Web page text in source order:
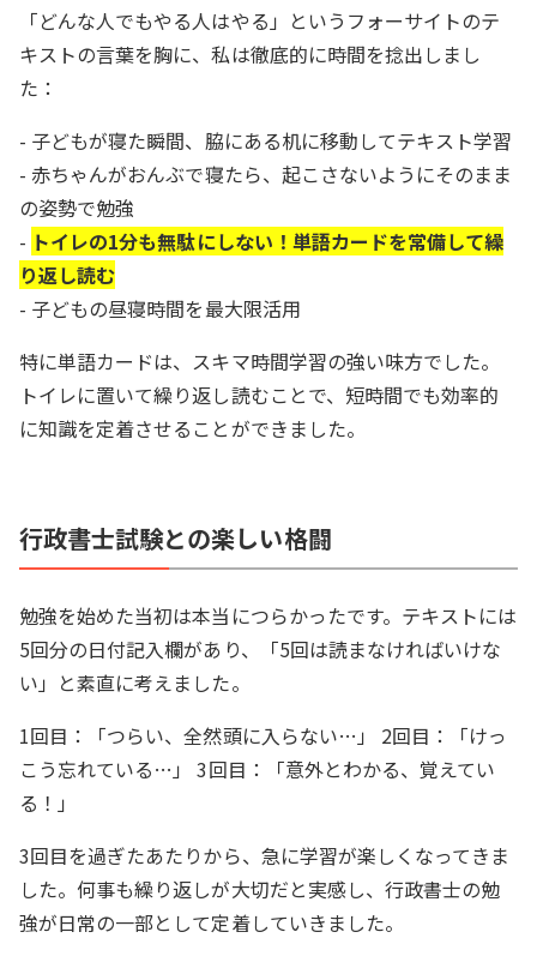
「どんな人でもやる人はやる」というフォーサイトのテ
キストの言葉を胸に、私は徹底的に時間を捻出しまし
た：
- 子どもが寝た瞬間、脇にある机に移動してテキスト学習
- 赤ちゃんがおんぶで寝たら、起こさないようにそのまま
の姿勢で勉強
- トイレの1分も無駄にしない！単語カードを常備して繰
り返し読む
- 子どもの昼寝時間を最大限活用
特に単語カードは、スキマ時間学習の強い味方でした。
トイレに置いて繰り返し読むことで、短時間でも効率的
に知識を定着させることができました。
行政書士試験との楽しい格闘
勉強を始めた当初は本当につらかったです。テキストには
5回分の日付記入欄があり、「5回は読まなければいけな
い」と素直に考えました。
1回目：「つらい、全然頭に入らない…」 2回目：「けっ
こう忘れている…」 3回目：「意外とわかる、覚えてい
る！」
3回目を過ぎたあたりから、急に学習が楽しくなってきま
した。何事も繰り返しが大切だと実感し、行政書士の勉
強が日常の一部として定着していきました。